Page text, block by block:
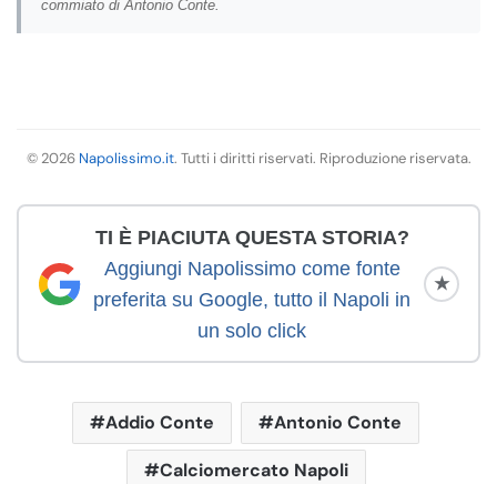
commiato di Antonio Conte.
© 2026 Napolissimo.it. Tutti i diritti riservati. Riproduzione riservata.
TI È PIACIUTA QUESTA STORIA?
Aggiungi Napolissimo come fonte
preferita su Google, tutto il Napoli in
un solo click
★
Addio Conte Antonio Conte
Calciomercato Napoli